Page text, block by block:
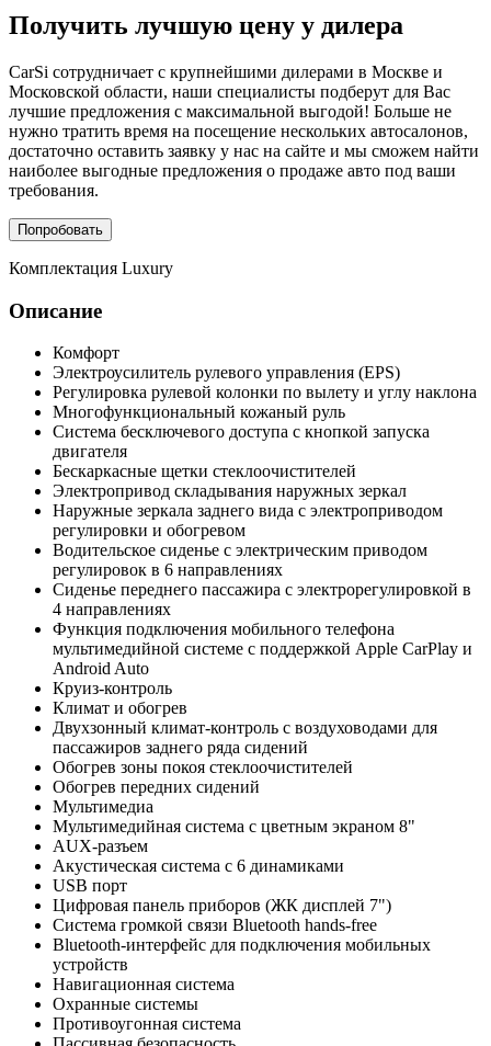
Получить лучшую цену у дилера
CarSi сотрудничает с крупнейшими дилерами в Москве и
Московской области, наши специалисты подберут для Вас
лучшие предложения с максимальной выгодой! Больше не
нужно тратить время на посещение нескольких автосалонов,
достаточно оставить заявку у нас на сайте и мы сможем найти
наиболее выгодные предложения о продаже авто под ваши
требования.
Попробовать
Комплектация Luxury
Описание
Комфорт
Электроусилитель рулевого управления (EPS)
Регулировка рулевой колонки по вылету и углу наклона
Многофункциональный кожаный руль
Система бесключевого доступа с кнопкой запуска
двигателя
Бескаркасные щетки стеклоочистителей
Электропривод складывания наружных зеркал
Наружные зеркала заднего вида с электроприводом
регулировки и обогревом
Водительское сиденье с электрическим приводом
регулировок в 6 направлениях
Сиденье переднего пассажира с электрорегулировкой в
4 направлениях
Функция подключения мобильного телефона
мультимедийной системе с поддержкой Apple CarPlay и
Android Auto
Круиз-контроль
Климат и обогрев
Двухзонный климат-контроль с воздуховодами для
пассажиров заднего ряда сидений
Обогрев зоны покоя стеклоочистителей
Обогрев передних сидений
Мультимедиа
Мультимедийная система c цветным экраном 8"
AUX-разъем
Акустическая система c 6 динамиками
USB порт
Цифровая панель приборов (ЖК дисплей 7")
Система громкой связи Bluetooth hands-free
Bluetooth-интерфейс для подключения мобильных
устройств
Навигационная система
Охранные системы
Противоугонная система